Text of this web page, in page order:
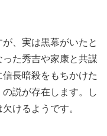
、実は黒幕がいたと
た秀吉や家康と共謀
長暗殺をもちかけた
説が存在します。し
けるようです。